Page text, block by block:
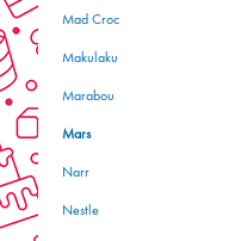
Mad Croc
Makulaku
Marabou
Mars
Narr
Nestle